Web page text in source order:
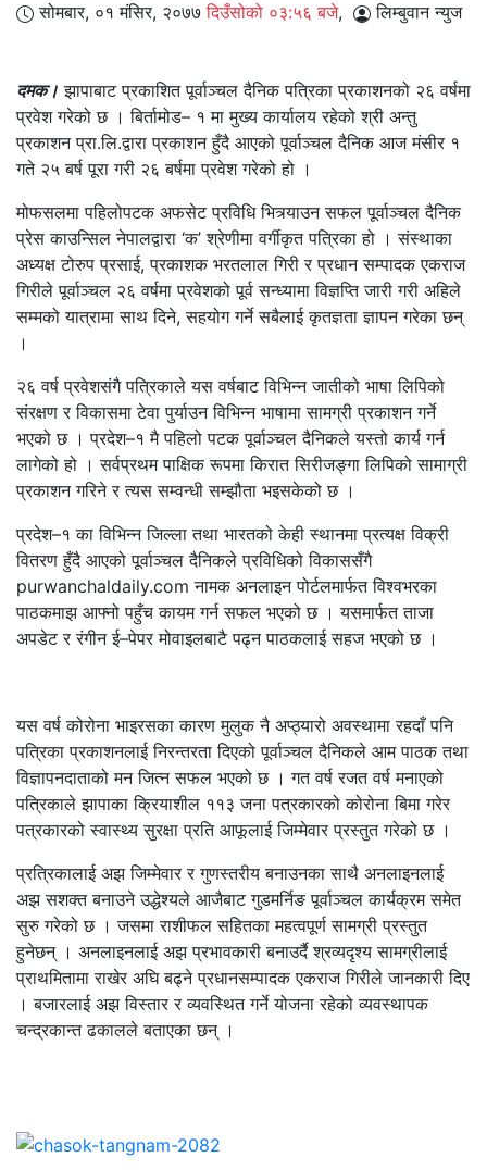
सोमबार, ०१ मंसिर, २०७७दिउँसोको ०३:५६ बजे, लिम्बुवान न्युज
दमक। झापाबाट प्रकाशित पूर्वाञ्चल दैनिक पत्रिका प्रकाशनको २६ वर्षमा
प्रवेश गरेको छ । बिर्तामोड– १ मा मुख्य कार्यालय रहेको श्री अन्तु
प्रकाशन प्रा.लि.द्वारा प्रकाशन हुँदै आएको पूर्वाञ्चल दैनिक आज मंसीर १
गते २५ बर्ष पूरा गरी २६ बर्षमा प्रवेश गरेको हो ।
मोफसलमा पहिलोपटक अफसेट प्रविधि भित्र्याउन सफल पूर्वाञ्चल दैनिक
प्रेस काउन्सिल नेपालद्वारा ‘क’ श्रेणीमा वर्गीकृत पत्रिका हो । संस्थाका
अध्यक्ष टोरुप प्रसाई, प्रकाशक भरतलाल गिरी र प्रधान सम्पादक एकराज
गिरीले पूर्वाञ्चल २६ वर्षमा प्रवेशको पूर्व सन्ध्यामा विज्ञप्ति जारी गरी अहिले
सम्मको यात्रामा साथ दिने, सहयोग गर्ने सबैलाई कृतज्ञता ज्ञापन गरेका छन्
।
२६ वर्ष प्रवेशसंगै पत्रिकाले यस वर्षबाट विभिन्न जातीको भाषा लिपिको
संरक्षण र विकासमा टेवा पुर्याउन विभिन्न भाषामा सामग्री प्रकाशन गर्ने
भएको छ । प्रदेश–१ मै पहिलो पटक पूर्वाञ्चल दैनिकले यस्तो कार्य गर्न
लागेको हो । सर्वप्रथम पाक्षिक रूपमा किरात सिरीजङ्गा लिपिको सामाग्री
प्रकाशन गरिने र त्यस सम्वन्धी सम्झौता भइसकेको छ ।
प्रदेश–१ का विभिन्न जिल्ला तथा भारतको केही स्थानमा प्रत्यक्ष विक्री
वितरण हुँदै आएको पूर्वाञ्चल दैनिकले प्रविधिको विकाससँगै
purwanchaldaily.com नामक अनलाइन पोर्टलमार्फत विश्वभरका
पाठकमाझ आफ्नो पहुँच कायम गर्न सफल भएको छ । यसमार्फत ताजा
अपडेट र रंगीन ई–पेपर मोवाइलबाटै पढ्न पाठकलाई सहज भएको छ ।
यस वर्ष कोरोना भाइरसका कारण मुलुक नै अप्ठ्यारो अवस्थामा रहदाँ पनि
पत्रिका प्रकाशनलाई निरन्तरता दिएको पूर्वाञ्चल दैनिकले आम पाठक तथा
विज्ञापनदाताको मन जित्न सफल भएको छ । गत वर्ष रजत वर्ष मनाएको
पत्रिकाले झापाका क्रियाशील ११३ जना पत्रकारको कोरोना बिमा गरेर
पत्रकारको स्वास्थ्य सुरक्षा प्रति आफूलाई जिम्मेवार प्रस्तुत गरेको छ ।
प्रत्रिकालाई अझ जिम्मेवार र गुणस्तरीय बनाउनका साथै अनलाइनलाई
अझ सशक्त बनाउने उद्धेश्यले आजैबाट गुडमर्निङ पूर्वाञ्चल कार्यक्रम समेत
सुरु गरेको छ । जसमा राशीफल सहितका महत्वपूर्ण सामग्री प्रस्तुत
हुनेछन् । अनलाइनलाई अझ प्रभावकारी बनाउर्दै श्रव्यदृश्य सामग्रीलाई
प्राथमितामा राखेर अघि बढ्ने प्रधानसम्पादक एकराज गिरीले जानकारी दिए
। बजारलाई अझ विस्तार र व्यवस्थित गर्ने योजना रहेको व्यवस्थापक
चन्द्रकान्त ढकालले बताएका छन् ।